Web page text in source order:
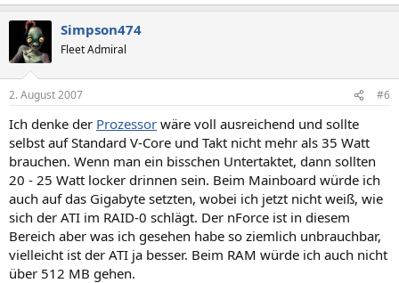
Simpson474
Fleet Admiral
2. August 2007 #6
Ich denke der Prozessor wäre voll ausreichend und sollte
selbst auf Standard V-Core und Takt nicht mehr als 35 Watt
brauchen. Wenn man ein bisschen Untertaktet, dann sollten
20 - 25 Watt locker drinnen sein. Beim Mainboard würde ich
auch auf das Gigabyte setzten, wobei ich jetzt nicht weiß, wie
sich der ATI im RAID-0 schlägt. Der nForce ist in diesem
Bereich aber was ich gesehen habe so ziemlich unbrauchbar,
vielleicht ist der ATI ja besser. Beim RAM würde ich auch nicht
über 512 MB gehen.